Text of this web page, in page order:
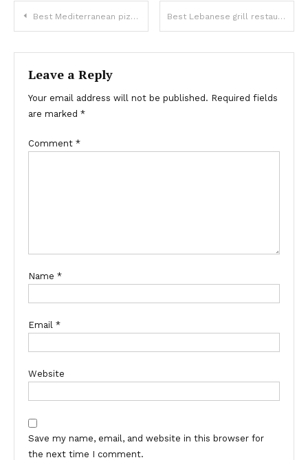
Post
navigation
Best Mediterranean pizza restaurants operating in Cologne Best Lebanese grill restaurants around Cologne
Leave a Reply
Your email address will not be published. Required fields
are marked *
Comment *
Name *
Email *
Website
Save my name, email, and website in this browser for
the next time I comment.